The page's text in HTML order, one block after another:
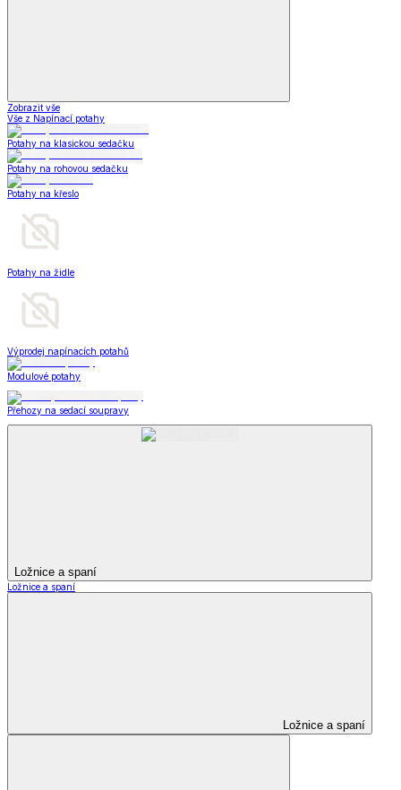
Zobrazit vše
Vše z Napínací potahy
Potahy na klasickou sedačku
Potahy na rohovou sedačku
Potahy na křeslo
Potahy na židle
Výprodej napínacích potahů
Modulové potahy
Přehozy na sedací soupravy
Ložnice a spaní
Ložnice a spaní
Ložnice a spaní